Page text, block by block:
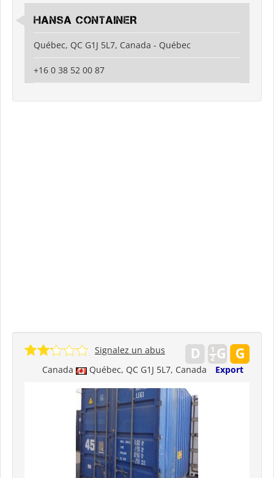
HANSA CONTAINER
Québec, QC G1J 5L7, Canada - Québec
+16 0 38 52 00 87
Canada Québec, QC G1J 5L7, Canada Export
Signalez un abus